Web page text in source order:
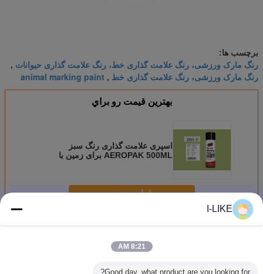
برچسب ها:
رنگ مارک ورزشی، رنگ علامت گذاری خط، رنگ علامت گذاری حیوانات ,
رنگ مارک ورزشی، رنگ علامت گذاری خط ,
animal marking paint
بهترين قيمت رو براي
اسپری علامت گذاری رنگ سبز
AEROPAK 500ML برای زمین با
ادامه هید
بیشرنگ اسپری علامت گذاری
I-LIKE
8:21 AM
Good day, what product are you looking for?